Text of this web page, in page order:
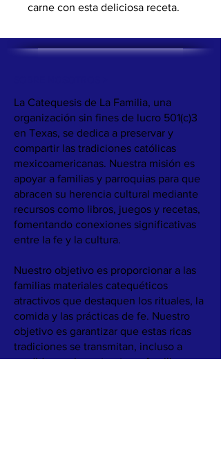
carne con esta deliciosa receta.
La Catequesis de La Familia, una
organización sin fines de lucro 501(c)3
en Texas, se dedica a preservar y
compartir las tradiciones católicas
mexicoamericanas. Nuestra misión es
apoyar a familias y parroquias para que
abracen su herencia cultural mediante
recursos como libros, juegos y recetas,
fomentando conexiones significativas
entre la fe y la cultura.
Nuestro objetivo es proporcionar a las
familias materiales catequéticos
atractivos que destaquen los rituales, la
comida y las prácticas de fe. Nuestro
objetivo es garantizar que estas ricas
tradiciones se transmitan, incluso a
medida que las estructuras familiares y